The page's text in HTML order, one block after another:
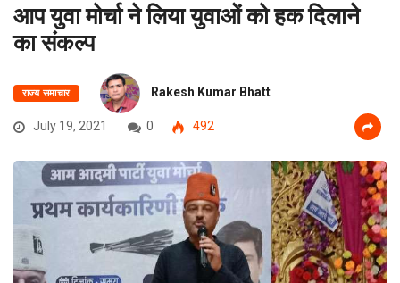
आप युवा मोर्चा ने लिया युवाओं को हक दिलाने
का संकल्प
राज्य समाचार Rakesh Kumar Bhatt
July 19, 2021 0 492